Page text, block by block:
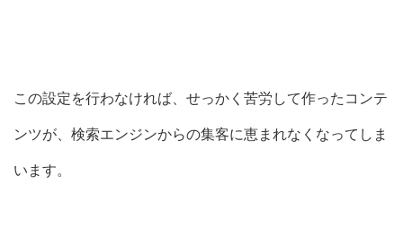
この設定を行わなければ、 せっかく苦労して作ったコンテ
ンツが、検索エンジンからの集客に恵まれなくなってしま
います。